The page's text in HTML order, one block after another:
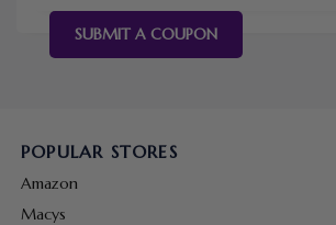
SUBMIT A COUPON
POPULAR STORES
Amazon
Macys